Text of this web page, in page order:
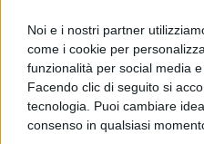
Noi e i nostri partner
come i cookie per
funzionalità per social media
Facendo clic di seguito si
tecnologia. Puoi cambiare
consenso in qualsiasi